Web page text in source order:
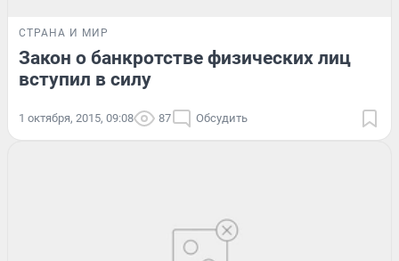
СТРАНА И МИР
Закон о банкротстве физических лиц
вступил в силу
1 октября, 2015, 09:08 87 Обсудить